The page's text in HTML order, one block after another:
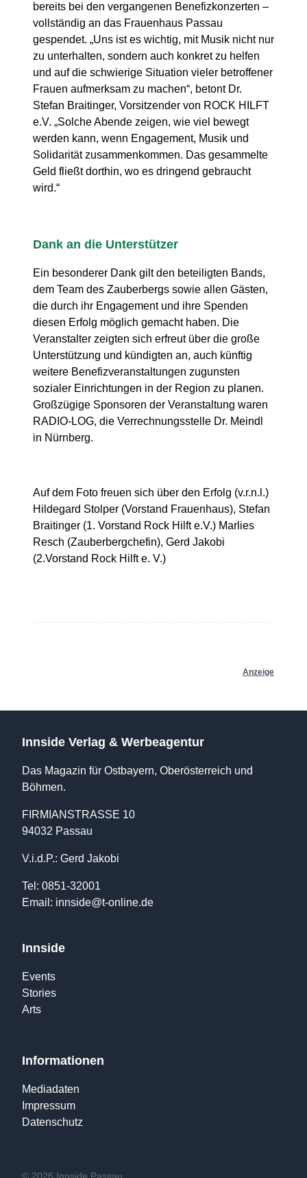
bereits bei den vergangenen Benefizkonzerten –
vollständig an das Frauenhaus Passau
gespendet. „Uns ist es wichtig, mit Musik nicht nur
zu unterhalten, sondern auch konkret zu helfen
und auf die schwierige Situation vieler betroffener
Frauen aufmerksam zu machen“, betont Dr.
Stefan Braitinger, Vorsitzender von ROCK HILFT
e.V. „Solche Abende zeigen, wie viel bewegt
werden kann, wenn Engagement, Musik und
Solidarität zusammenkommen. Das gesammelte
Geld fließt dorthin, wo es dringend gebraucht
wird.“
Dank an die Unterstützer
Ein besonderer Dank gilt den beteiligten Bands,
dem Team des Zauberbergs sowie allen Gästen,
die durch ihr Engagement und ihre Spenden
diesen Erfolg möglich gemacht haben. Die
Veranstalter zeigten sich erfreut über die große
Unterstützung und kündigten an, auch künftig
weitere Benefizveranstaltungen zugunsten
sozialer Einrichtungen in der Region zu planen.
Großzügige Sponsoren der Veranstaltung waren
RADIO-LOG, die Verrechnungsstelle Dr. Meindl
in Nürnberg.
Auf dem Foto freuen sich über den Erfolg (v.r.n.l.)
Hildegard Stolper (Vorstand Frauenhaus), Stefan
Braitinger (1. Vorstand Rock Hilft e.V.) Marlies
Resch (Zauberbergchefin), Gerd Jakobi
(2.Vorstand Rock Hilft e. V.)
Anzeige
Innside Verlag & Werbeagentur
Das Magazin für Ostbayern, Oberösterreich und
Böhmen.
FIRMIANSTRASSE 10
94032 Passau
V.i.d.P.: Gerd Jakobi
Tel: 0851-32001
Email: innside@t-online.de
Innside
Events
Stories
Arts
Informationen
Mediadaten
Impressum
Datenschutz